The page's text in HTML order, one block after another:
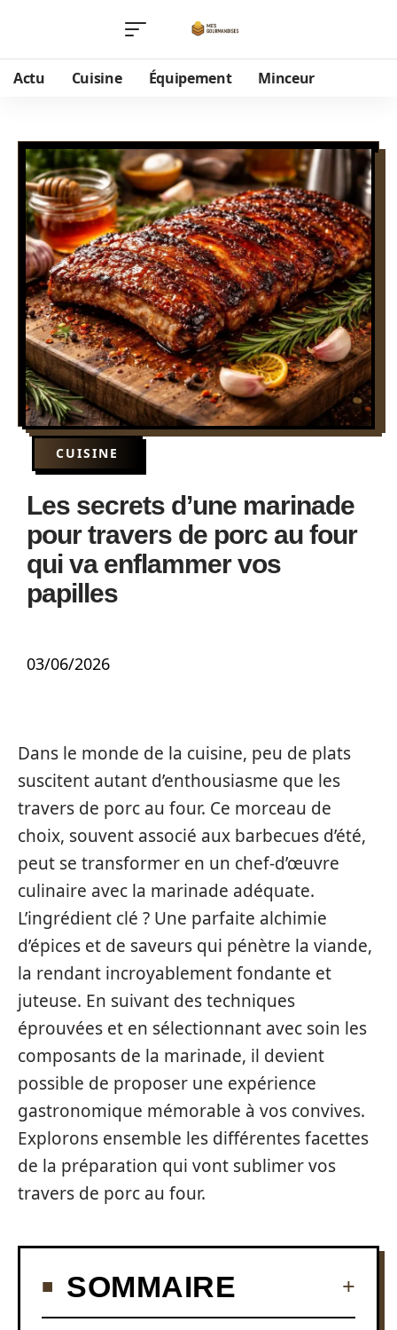
Actu Cuisine Équipement Minceur
CUISINE
Les secrets d’une marinade
pour travers de porc au four
qui va enflammer vos
papilles
03/06/2026
Dans le monde de la cuisine, peu de plats
suscitent autant d’enthousiasme que les
travers de porc au four. Ce morceau de
choix, souvent associé aux barbecues d’été,
peut se transformer en un chef-d’œuvre
culinaire avec la marinade adéquate.
L’ingrédient clé ? Une parfaite alchimie
d’épices et de saveurs qui pénètre la viande,
la rendant incroyablement fondante et
juteuse. En suivant des techniques
éprouvées et en sélectionnant avec soin les
composants de la marinade, il devient
possible de proposer une expérience
gastronomique mémorable à vos convives.
Explorons ensemble les différentes facettes
de la préparation qui vont sublimer vos
travers de porc au four.
SOMMAIRE